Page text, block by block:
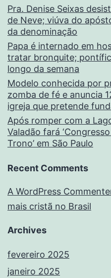
Pra. Denise Seixas
de Neve; viúva do
da denominação
Papa é internado em
tratar bronquite;
longo da semana
Modelo conhecida por
zomba de fé e anuncia
igreja que pretende
Após romper com a
Valadão fará
Trono’ em São Paulo
Recent Comments
A WordPress
mais cristã no Brasil
Archives
fevereiro 2025
janeiro 2025